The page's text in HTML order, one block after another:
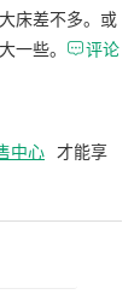
床差不多。或
一些。 评论
中心
才能享